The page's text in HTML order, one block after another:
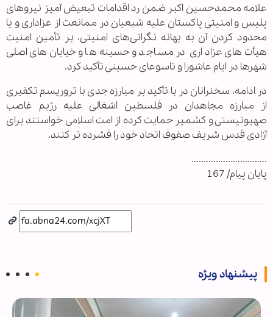
علامه محمدحسین اکبر ضمن رد اقدامات تبعیض آمیز نیروهای
پلیس و امنیتی پاکستان علیه شیعیان در ممانعت از عزاداری و یا
محدود کردن آن به بهانه نگرانی‌های امنیتی، بر تأمین امنیت
هیأت‌های عزاداری در مساجد و حسینه‌ها و خیابان‌های اصلی
شهرها در ایام عاشورا و تاسوعای حسینی تأکید کرد.
در ادامه، سخنرانان در با تأکید بر مبارزه جدی با تروریسم تکفیری
از مبارزه مجاهدان در فلسطین اشغالی علیه رژیم غاصب
صهیونیستی و کشمیر حمایت کرده از امت اسلامی خواستند برای
آزادی قدس شریف صفوف اتحاد خود را فشرده تر کنند.
...............................
پایان پیام/ 167
پیشنهاد ویژه